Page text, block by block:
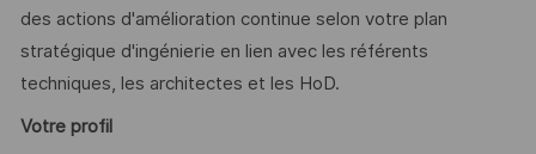
des actions d'amélioration continue selon votre plan
stratégique d'ingénierie en lien avec les référents
techniques, les architectes et les HoD.
Votre profil